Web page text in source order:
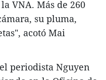
VNA. Más de 260
su pluma,
acotó Mai
periodista Nguyen